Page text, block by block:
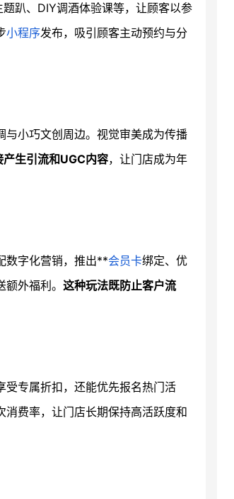
趴、DIY调酒体验课等，让顾客以参
小程序发布，吸引顾客主动预约与分
与小巧文创周边。视觉审美成为传播
产生引流和UGC内容，让门店成为年
数字化营销，推出**会员卡绑定、优
外福利。 这种玩法既防止客户流
受专属折扣，还能优先报名热门活
消费率，让门店长期保持高活跃度和